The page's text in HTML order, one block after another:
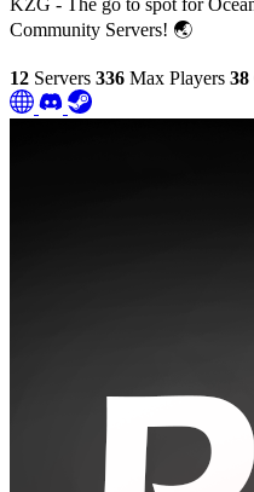
KZG - The go to spot for
Community Servers! 🌏
12 Servers 336 Max Players 38